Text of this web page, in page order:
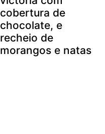
cobertura de
chocolate, e
recheio de
morangos e natas